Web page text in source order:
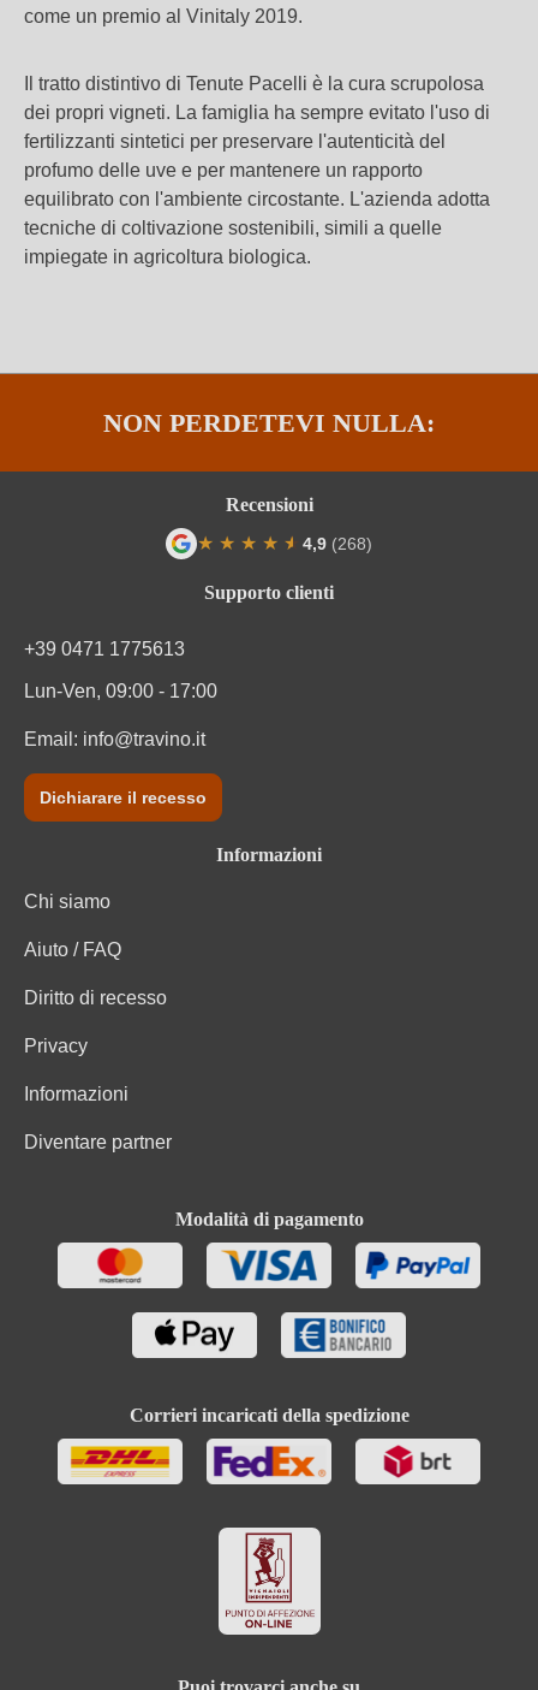
come un premio al Vinitaly 2019.
Il tratto distintivo di Tenute Pacelli è la cura scrupolosa
dei propri vigneti. La famiglia ha sempre evitato l'uso di
fertilizzanti sintetici per preservare l'autenticità del
profumo delle uve e per mantenere un rapporto
equilibrato con l'ambiente circostante. L'azienda adotta
tecniche di coltivazione sostenibili, simili a quelle
impiegate in agricoltura biologica.
NON PERDETEVI NULLA:
Supporto clienti
+39 0471 1775613
Lun-Ven, 09:00 - 17:00
Email: info@travino.it
Dichiarare il recesso
Informazioni
Chi siamo
Aiuto / FAQ
Diritto di recesso
Privacy
Informazioni
Diventare partner
Modalità di pagamento
Corrieri incaricati della spedizione
Recensioni
★ ★ ★ ★ ★
★ 4,9 (268)